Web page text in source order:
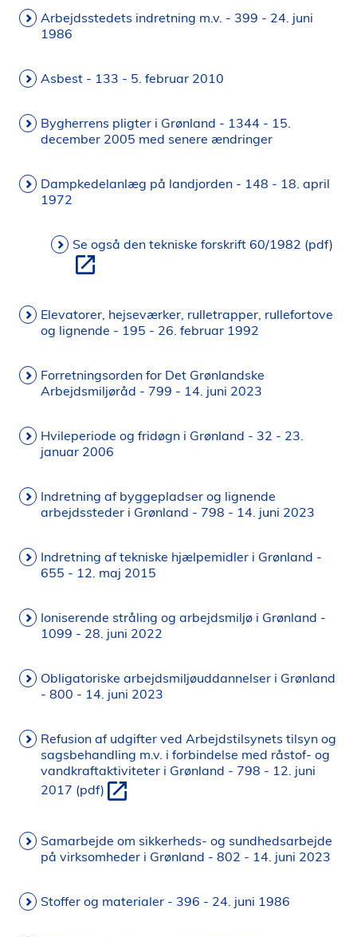
Arbejdsstedets indretning m.v. - 399 - 24. juni
1986
Asbest - 133 - 5. februar 2010
Bygherrens pligter i Grønland - 1344 - 15.
december 2005 med senere ændringer
Dampkedelanlæg på landjorden - 148 - 18. april
1972
Se også den tekniske forskrift 60/1982 (pdf)
Elevatorer, hejseværker, rulletrapper, rullefortove
og lignende - 195 - 26. februar 1992
Forretningsorden for Det Grønlandske
Arbejdsmiljøråd - 799 - 14. juni 2023
Hvileperiode og fridøgn i Grønland - 32 - 23.
januar 2006
Indretning af byggepladser og lignende
arbejdssteder i Grønland - 798 - 14. juni 2023
Indretning af tekniske hjælpemidler i Grønland -
655 - 12. maj 2015
Ioniserende stråling og arbejdsmiljø i Grønland -
1099 - 28. juni 2022
Obligatoriske arbejdsmiljøuddannelser i Grønland
- 800 - 14. juni 2023
Refusion af udgifter ved Arbejdstilsynets tilsyn og
sagsbehandling m.v. i forbindelse med råstof- og
vandkraftaktiviteter i Grønland - 798 - 12. juni
2017 (pdf)
Samarbejde om sikkerheds- og sundhedsarbejde
på virksomheder i Grønland - 802 - 14. juni 2023
Stoffer og materialer - 396 - 24. juni 1986